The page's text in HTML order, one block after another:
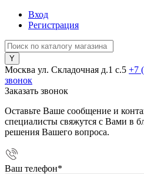
Вход
Регистрация
Москва ул. Складочная д.1 c.5 +7
звонок
Заказать звонок
Оставьте Ваше сообщение и
специалисты свяжутся с Вами в
решения Вашего вопроса.
Ваш телефон*